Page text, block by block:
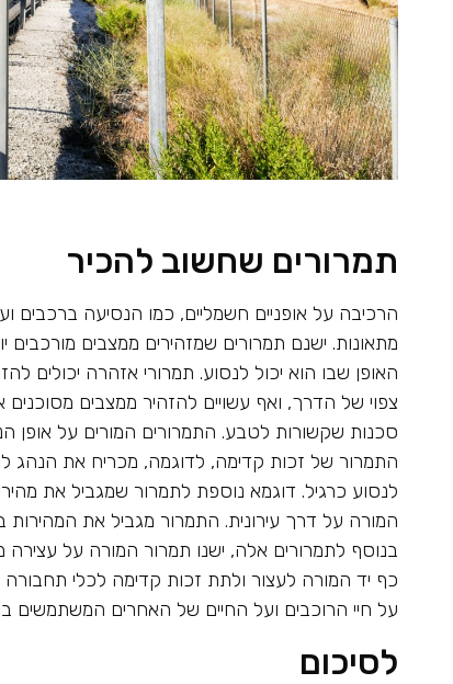
תמרורים שחשוב להכיר
הרכיבה על אופניים חשמליים, כמו הנסיעה ברכבים
מתאונות. ישנם תמרורים שמזהירים ממצבים
האופן שבו הוא יכול לנסוע. תמרורי אזהרה יכולים
צפוי של הדרך, ואף עשויים להזהיר ממצבים
סכנות שקשורות לטבע. התמרורים המורים על אופן
התמרור של זכות קדימה, לדוגמה, מכריח את הנהג
לנסוע כרגיל. דוגמא נוספת לתמרור שמגביל את
בנוסף לתמרורים אלה, ישנו תמרור המורה על
כף יד המורה לעצור ולתת זכות קדימה לכלי
על חיי הרוכבים ועל החיים של האחרים המשתמשים
לסיכום